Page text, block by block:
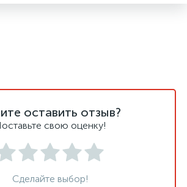
оставить отзыв?
свою оценку!
Сделайте выбор!